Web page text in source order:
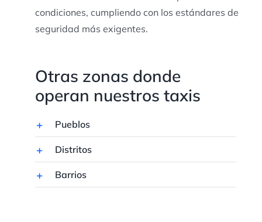
condiciones, cumpliendo con los estándares de
seguridad más exigentes.
Otras zonas donde
operan nuestros taxis
Pueblos
Distritos
Barrios